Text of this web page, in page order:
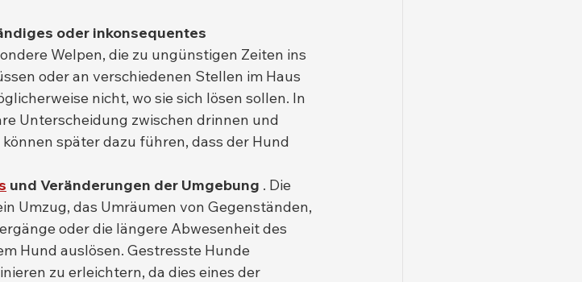
oder inkonsequentes
Welpen, die zu ungünstigen Zeiten ins
oder an verschiedenen Stellen im Haus
nicht, wo sie sich lösen sollen. In
Unterscheidung zwischen drinnen und
später dazu führen, dass der Hund
und Veränderungen der Umgebung . Die
Umzug, das Umräumen von Gegenständen,
oder die längere Abwesenheit des
Hund auslösen. Gestresste Hunde
zu erleichtern, da dies eines der